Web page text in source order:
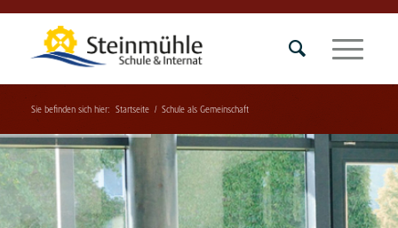
Sie befinden sich hier: Startseite / Schule als Gemeinschaft